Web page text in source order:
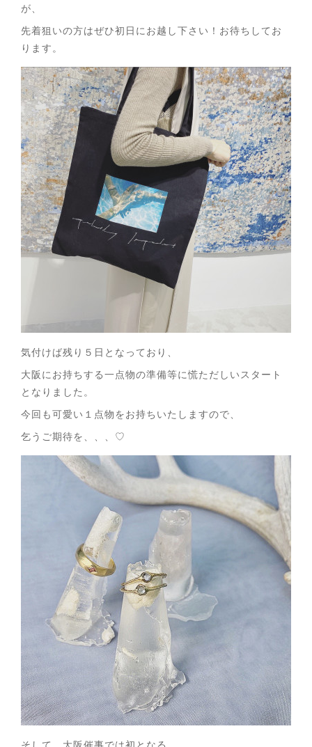
が、
先着狙いの方はぜひ初日にお越し下さい！お待ちしてお
ります。
気付けば残り５日となっており、
大阪にお持ちする一点物の準備等に慌ただしいスタート
となりました。
今回も可愛い１点物をお持ちいたしますので、
乞うご期待を、、、♡